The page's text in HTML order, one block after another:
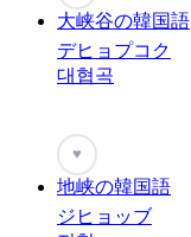
大峡谷の韓国語
デヒョプコク
대협곡
♥
地峡の韓国語
ジヒョッブ